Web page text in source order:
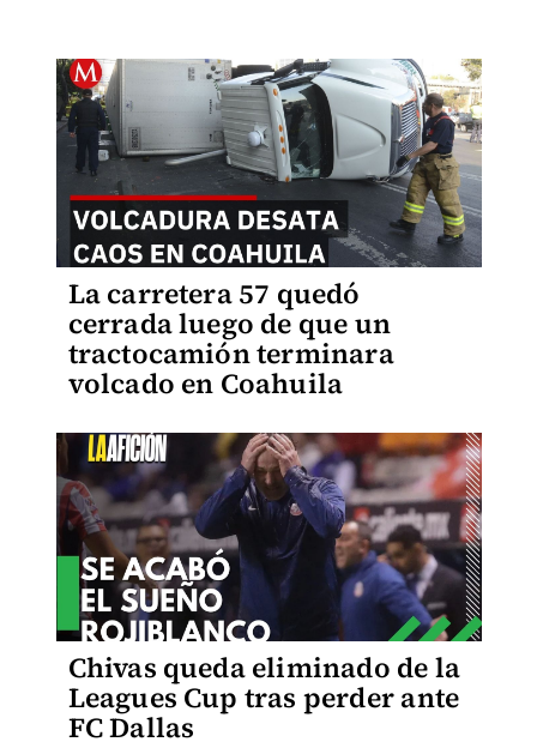
La carretera 57 quedó
cerrada luego de que un
tractocamión terminara
volcado en Coahuila
Chivas queda eliminado de la
Leagues Cup tras perder ante
FC Dallas